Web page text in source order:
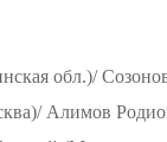
обл.)/
Алимов